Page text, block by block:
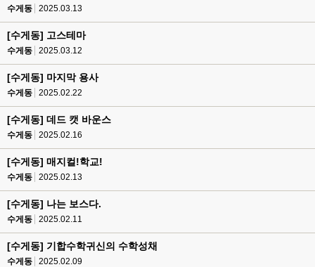
수게동 2025.03.13
[수게동] 고스테마
수게동 2025.03.12
[수게동] 마지막 용사
수게동 2025.02.22
[수게동] 데드 캣 바운스
수게동 2025.02.16
[수게동] 매지컬!학교!
수게동 2025.02.13
[수게동] 나는 보스다.
수게동 2025.02.11
[수게동] 기합수학귀신의 수학성채
수게동 2025.02.09